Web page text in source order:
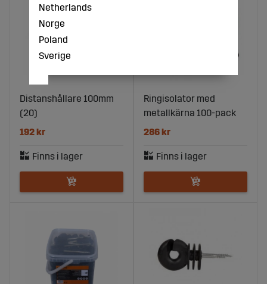
Distanshållare 100mm
(20)
192 kr
Ringisolator med
metallkärna 100-pack
286 kr
Netherlands
Norge
Poland
Sverige